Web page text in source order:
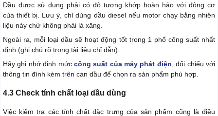
Dầu được sử dụng phải có độ tương khớp hoàn hảo với động cơ
của thiết bị. Lưu ý, chỉ dùng dầu diesel nếu motor chạy bằng nhiên
liệu này chứ không phải là xăng.
Ngoài ra, mỗi loại dầu sẽ hoạt động tốt trong 1 phổ công suất nhất
định (ghi chú rõ trong tài liệu chỉ dẫn).
Hãy ghi nhớ định mức công suất của máy phát điện , đối chiếu với
thông tin đính kèm trên can dầu để chọn ra sản phẩm phù hợp.
4.3 Check tính chất loại dầu dùng
Việc kiểm tra các tính chất đặc trưng của sản phẩm cũng là điều